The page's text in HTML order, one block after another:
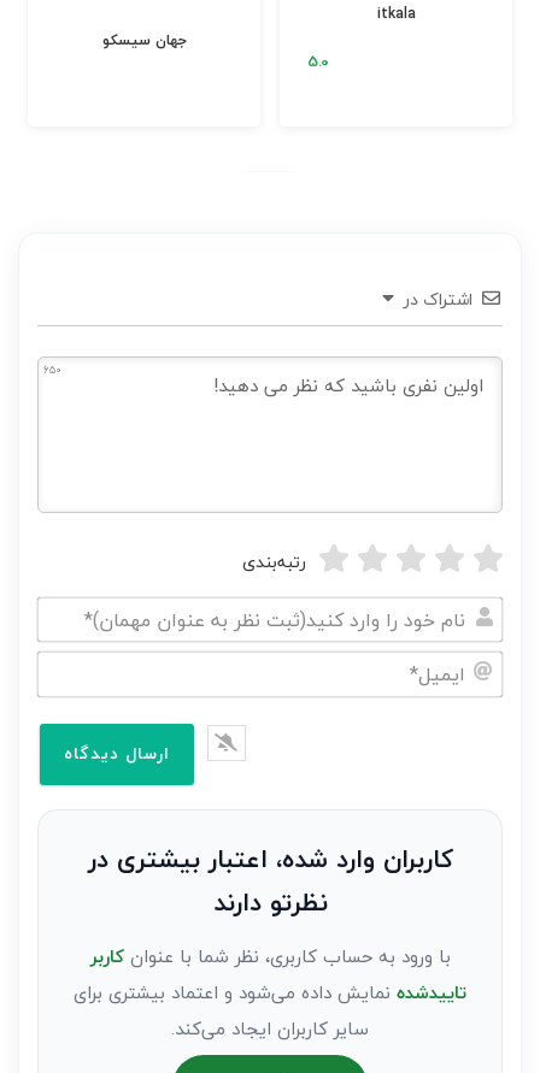
جهان سیسکو
itkala
اشتراک در
650
رتبه‌بندی
نام
خود
نظر
کاربران وارد شده، اعتبار بیشتری در
نظرتو دارند
با ورود به حساب کاربری، نظر شما با عنوانکاربر
تاییدشده نمایش داده می‌شود و اعتماد بیشتری برای
سایر کاربران ایجاد می‌کند.